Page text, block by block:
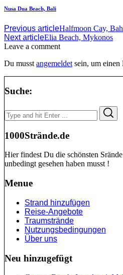
Nusa Dua Beach, Bali
Previous articleHalfmoon Cay,
Next articleElia Beach, Mykonos
Leave a comment
Du musst angemeldet sein, um einen
Suche:
Search
for:
1000Strände.de
Hier findest Du die schönsten
unbedingt gesehen haben musst !
Menue
Strand hinzufügen
Reise-Angebote
Traumstrände
Nutzungsbedingungen
Über uns
Neu hinzugefügt